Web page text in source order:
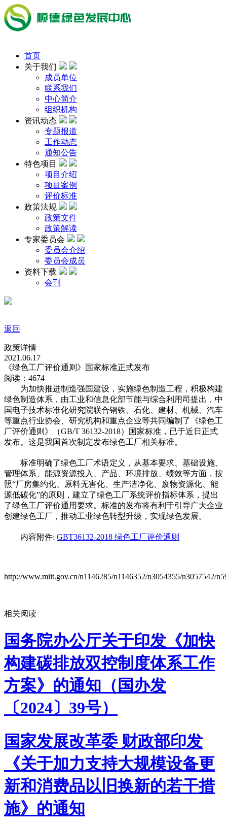
首页
关于我们
成员单位
联系我们
中心简介
组织机构
资讯动态
专题报道
工作动态
通知公告
特色项目
项目介绍
项目案例
评价标准
政策法规
政策文件
政策解读
专家委员会
委员会介绍
委员会成员
资料下载
会刊
返回
政策详情
2021.06.17
《绿色工厂评价通则》国家标准正式发布
阅读：4674
为加快推进制造强国建设，实施绿色制造工程，积极构建
绿色制造体系，由工业和信息化部节能与综合利用司提出，中
国电子技术标准化研究院联合钢铁、石化、建材、机械、汽车
等重点行业协会、研究机构和重点企业等共同编制了《绿色工
厂评价通则》（GB/T 36132-2018）国家标准，已于近日正式
发布。这是我国首次制定发布绿色工厂相关标准。
标准明确了绿色工厂术语定义，从基本要求、基础设施、
管理体系、能源资源投入、产品、环境排放、绩效等方面，按
照“厂房集约化、原料无害化、生产洁净化、废物资源化、能
源低碳化”的原则，建立了绿色工厂系统评价指标体系，提出
了绿色工厂评价通用要求。标准的发布将有利于引导广大企业
创建绿色工厂，推动工业绿色转型升级，实现绿色发展。
内容附件: GBT36132-2018 绿色工厂评价通则
http://www.miit.gov.cn/n1146285/n1146352/n3054355/n3057542/
相关阅读
国务院办公厅关于印发《加快
构建碳排放双控制度体系工作
方案》的通知（国办发
〔2024〕39号）
国家发展改革委 财政部印发
《关于加力支持大规模设备更
新和消费品以旧换新的若干措
施》的通知